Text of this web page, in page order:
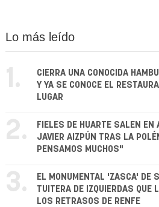
Lo más leído
1.
CIERRA UNA CONOCIDA
Y YA SE CONOCE EL
LUGAR
2.
FIELES DE HUARTE SALEN EN
JAVIER AIZPÚN TRAS LA
PENSAMOS MUCHOS"
3.
EL MONUMENTAL 'ZASCA' DE
TUITERA DE IZQUIERDAS QUE
LOS RETRASOS DE RENFE